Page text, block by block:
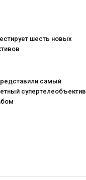
шесть новых
самый
супертелеобъектив